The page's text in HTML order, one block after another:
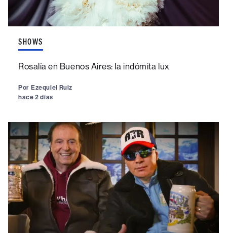
SHOWS
Rosalía en Buenos Aires: la indómita lux
Por Ezequiel Ruiz
hace 2 días